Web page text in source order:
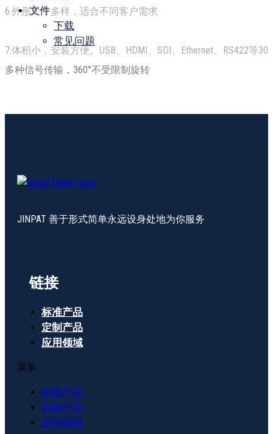
文件
下载
常见问题
6.外形尺寸多样，适合不同客户需求
7.体积小，安装方便。USB、HDMI、SDI、Ethernet、RS422等30
多种信号传输，360°不受限制旋转
JINPAT 善于形式简单永远设身处地为你服务
链接
标准产品
定制产品
应用领域
菜单
标准产品
定制产品
应用领域